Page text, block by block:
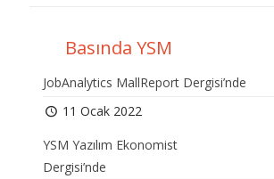
Basında YSM
JobAnalytics MallReport Dergisi’nde
11 Ocak 2022
YSM Yazılım Ekonomist
Dergisi’nde